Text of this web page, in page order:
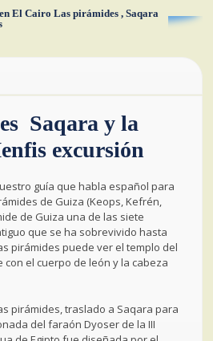
El Cairo Las pirámides , Saqara
Saqara y la
excursión
guía que habla español para
de Guiza (Keops, Kefrén,
de Guiza una de las siete
que se ha sobrevivido hasta
pirámides puede ver el templo del
el cuerpo de león y la cabeza
pirámides, traslado a Saqara para
del faraón Dyoser de la III